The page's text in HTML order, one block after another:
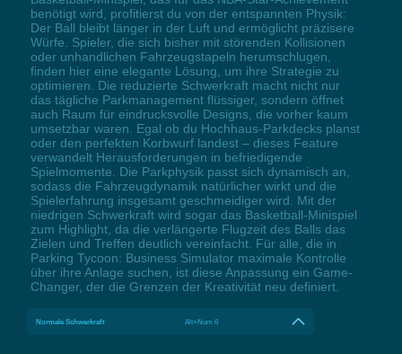
benötigt wird, profitierst du von der entspannten Physik:
Der Ball bleibt länger in der Luft und ermöglicht präzisere
Würfe. Spieler, die sich bisher mit störenden Kollisionen
oder unhandlichen Fahrzeugstapeln herumschlugen,
finden hier eine elegante Lösung, um ihre Strategie zu
optimieren. Die reduzierte Schwerkraft macht nicht nur
das tägliche Parkmanagement flüssiger, sondern öffnet
auch Raum für eindrucksvolle Designs, die vorher kaum
umsetzbar waren. Egal ob du Hochhaus-Parkdecks planst
oder den perfekten Korbwurf landest – dieses Feature
verwandelt Herausforderungen in befriedigende
Spielmomente. Die Parkphysik passt sich dynamisch an,
sodass die Fahrzeugdynamik natürlicher wirkt und die
Spielerfahrung insgesamt geschmeidiger wird. Mit der
niedrigen Schwerkraft wird sogar das Basketball-Minispiel
zum Highlight, da die verlängerte Flugzeit des Balls das
Zielen und Treffen deutlich vereinfacht. Für alle, die in
Parking Tycoon: Business Simulator maximale Kontrolle
über ihre Anlage suchen, ist diese Anpassung ein Game-
Changer, der die Grenzen der Kreativität neu definiert.
Normale Schwerkraft Alt+Num 6